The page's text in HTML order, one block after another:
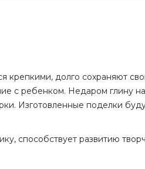
долго сохраняют
с ребенком. Недаром глину
Изготовленные поделки
способствует развитию